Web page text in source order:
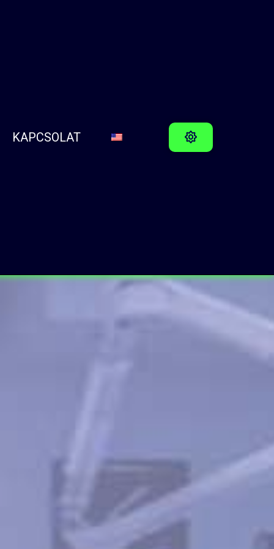
KAPCSOLAT